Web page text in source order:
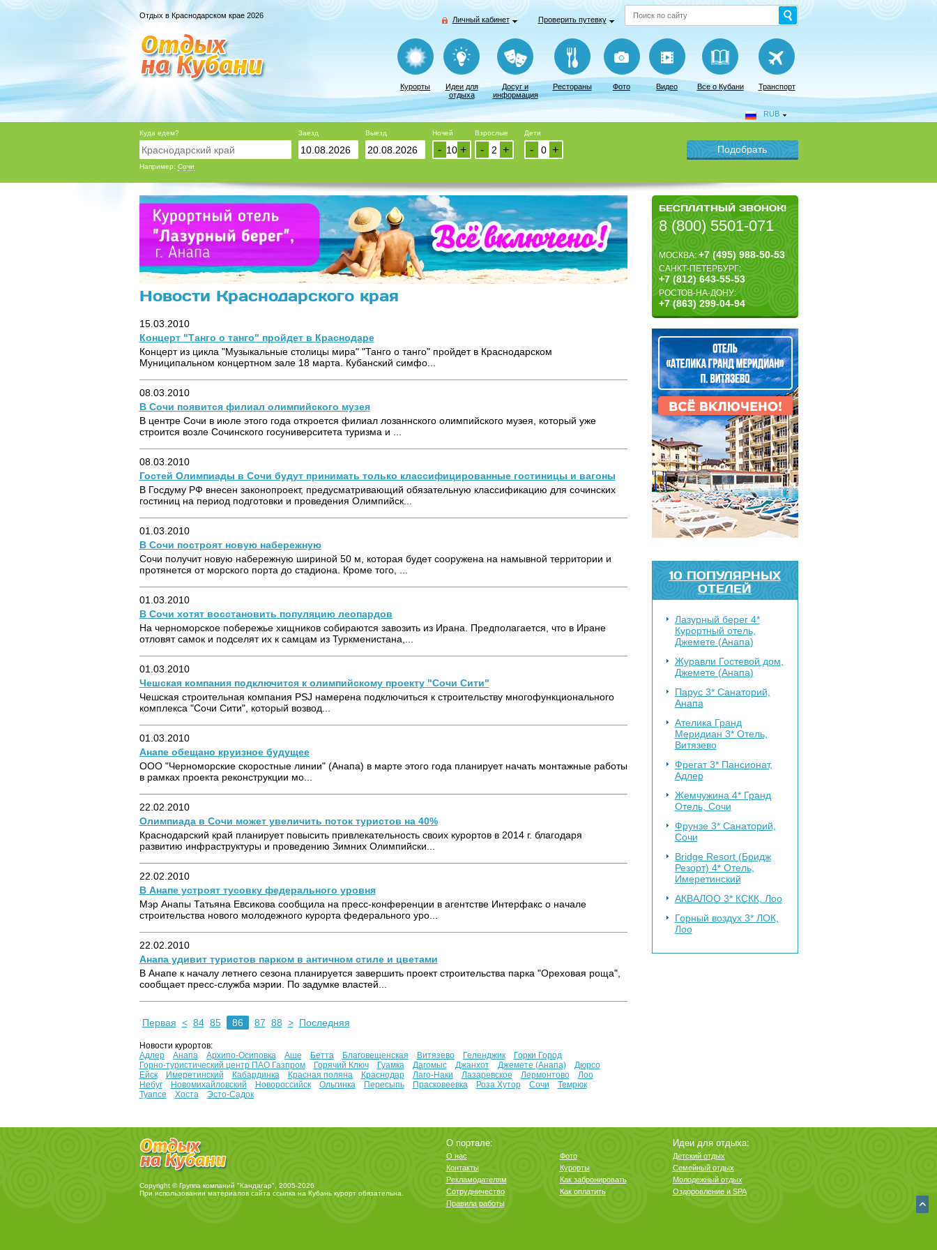
Отдых в Краснодарском крае 2026 Личный кабинет Проверить путевку
Курорты
Идеи для
отдыха
Досуг и
информация
Рестораны Фото Видео Все о Кубани Транспорт
RUB
Куда едем?
Например: Сочи
Заезд Выезд Ночей
+
-
Взрослые
+
-
Дети
+
-
БЕСПЛАТНЫЙ ЗВОНОК!
8 (800) 5501-071
МОСКВА:+7 (495) 988-50-53
САНКТ-ПЕТЕРБУРГ:
+7 (812) 643-55-53
РОСТОВ-НА-ДОНУ:
+7 (863) 299-04-94
10 ПОПУЛЯРНЫХ
ОТЕЛЕЙ
Лазурный берег 4*
Курортный отель,
Джемете (Анапа)
Журавли Гостевой дом,
Джемете (Анапа)
Парус 3* Санаторий,
Анапа
Ателика Гранд
Меридиан 3* Отель,
Витязево
Фрегат 3* Пансионат,
Адлер
Жемчужина 4* Гранд
Отель, Сочи
Фрунзе 3* Санаторий,
Сочи
Bridge Resort (Бридж
Резорт) 4* Отель,
Имеретинский
АКВАЛОО 3* КСКК, Лоо
Горный воздух 3* ЛОК,
Лоо
Новости Краснодарского края
15.03.2010
Концерт "Танго о танго" пройдет в Краснодаре
Концерт из цикла "Музыкальные столицы мира" "Танго о танго" пройдет в Краснодарском
Муниципальном концертном зале 18 марта. Кубанский симфо...
08.03.2010
В Сочи появится филиал олимпийского музея
В центре Сочи в июле этого года откроется филиал лозаннского олимпийского музея, который уже
строится возле Сочинского госуниверситета туризма и ...
08.03.2010
Гостей Олимпиады в Сочи будут принимать только классифицированные гостиницы и вагоны
В Госдуму РФ внесен законопроект, предусматривающий обязательную классификацию для сочинских
гостиниц на период подготовки и проведения Олимпийск...
01.03.2010
В Сочи построят новую набережную
Сочи получит новую набережную шириной 50 м, которая будет сооружена на намывной территории и
протянется от морского порта до стадиона. Кроме того, ...
01.03.2010
В Сочи хотят восстановить популяцию леопардов
На черноморское побережье хищников собираются завозить из Ирана. Предполагается, что в Иране
отловят самок и подселят их к самцам из Туркменистана,...
01.03.2010
Чешская компания подключится к олимпийскому проекту "Сочи Сити"
Чешская строительная компания PSJ намерена подключиться к строительству многофункционального
комплекса "Сочи Сити", который возвод...
01.03.2010
Анапе обещано круизное будущее
ООО "Черноморские скоростные линии" (Анапа) в марте этого года планирует начать монтажные работы
в рамках проекта реконструкции мо...
22.02.2010
Олимпиада в Сочи может увеличить поток туристов на 40%
Краснодарский край планирует повысить привлекательность своих курортов в 2014 г. благодаря
развитию инфраструктуры и проведению Зимних Олимпийски...
22.02.2010
В Анапе устроят тусовку федерального уровня
Мэр Анапы Татьяна Евсикова сообщила на пресс-конференции в агентстве Интерфакс о начале
строительства нового молодежного курорта федерального уро...
22.02.2010
Анапа удивит туристов парком в античном стиле и цветами
В Анапе к началу летнего сезона планируется завершить проект строительства парка "Ореховая роща",
сообщает пресс-служба мэрии. По задумке властей...
Первая < 84 85 86 87 88 > Последняя
Новости курортов:
Адлер
Анапа Архипо-Осиповка Аше Бетта Благовещенская Витязево Геленджик
Горки Город
Горно-туристический центр ПАО Газпром
Горячий Ключ Гуамка Дагомыс Джанхот Джемете (Анапа)
Дюрсо
Ейск
Имеретинский Кабардинка Красная поляна Краснодар Лаго-Наки Лазаревское Лермонтово
Лоо
Небуг
Новомихайловский Новороссийск Ольгинка Пересыпь Прасковеевка Роза Хутор Сочи
Темрюк
Туапсе
Хоста Эсто-Садок
Copyright © Группа компаний "Кандагар", 2005-2026
При использовании материалов сайта ссылка на Кубань курортобязательна.
О портале:
О нас
Фото
Контакты
Курорты
Рекламодателям
Как забронировать
Сотрудничество
Как оплатить
Правила работы
Идеи для отдыха:
Детский отдых
Семейный отдых
Молодежный отдых
Оздоровление и SPA